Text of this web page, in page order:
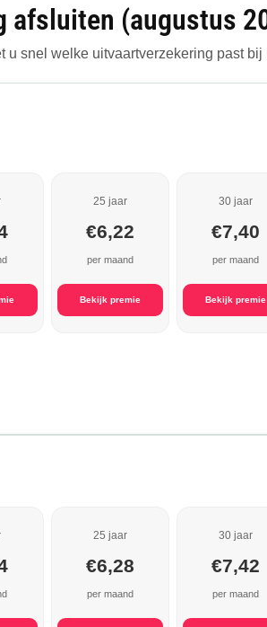
afsluiten (augustus
u snel welke uitvaartverzekering past bij
25 jaar
€6,22
per maand
Bekijk premie
30 jaar
€7,40
per maand
Bekijk premie
25 jaar
€6,28
per maand
30 jaar
€7,42
per maand